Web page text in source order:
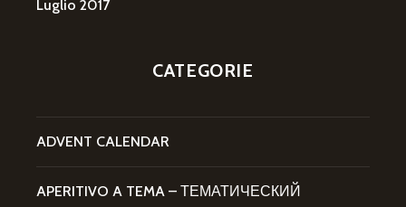
Luglio 2017
CATEGORIE
ADVENT CALENDAR
APERITIVO A TEMA – ТЕМАТИЧЕСКИЙ